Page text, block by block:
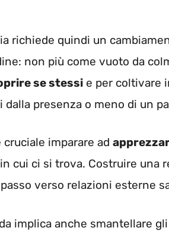
richiede quindi un
non più come vuoto da
se stessi e per coltivare
presenza o meno di un
imparare ad
cui ci si trova. Costruire una
verso relazioni esterne
implica anche smantellare gli